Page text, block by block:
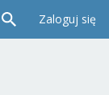
Zaloguj się